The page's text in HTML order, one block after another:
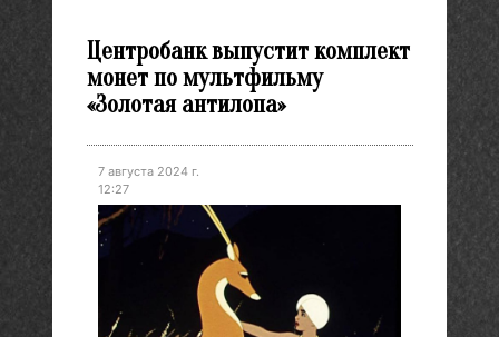
Центробанк выпустит комплект
монет по мультфильму
«Золотая антилопа»
7 августа 2024 г.
12:27